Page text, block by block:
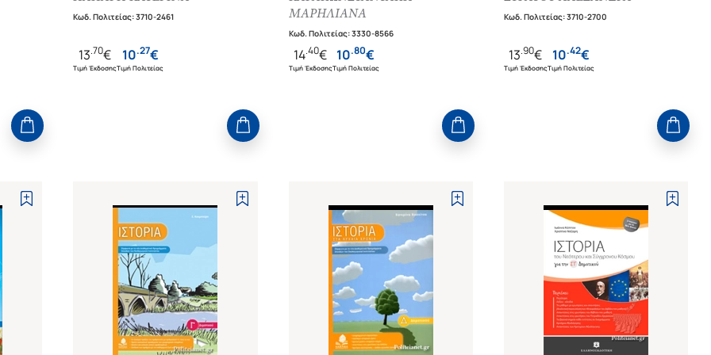
Κωδ. Πολιτείας:3710-2461
13.70€
Τιμή Έκδοσης
10.27€
Τιμή Πολιτείας
ΜΑΡΗΛΙΑΝΑ
Κωδ. Πολιτείας:3330-8566
14.40€
Τιμή Έκδοσης
10.80€
Τιμή Πολιτείας
Κωδ. Πολιτείας:3710-2700
13.90€
Τιμή Έκδοσης
10.42€
Τιμή Πολιτείας